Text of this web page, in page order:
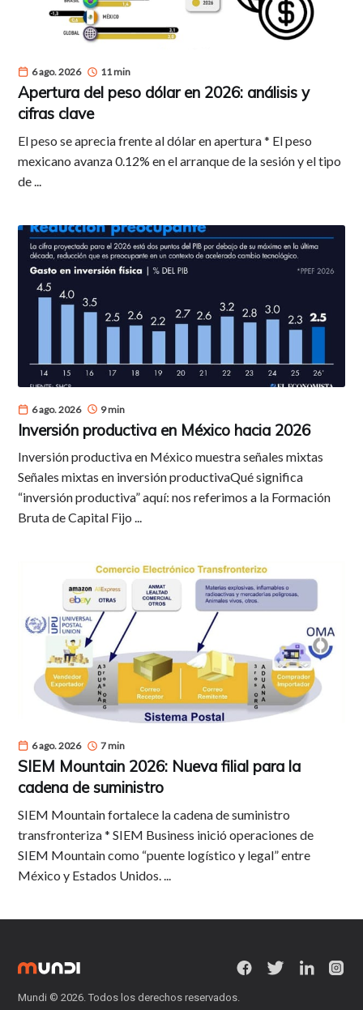
6 ago. 2026 11 min
Apertura del peso dólar en 2026: análisis y
cifras clave
El peso se aprecia frente al dólar en apertura * El peso
mexicano avanza 0.12% en el arranque de la sesión y el tipo
de ...
6 ago. 2026 9 min
Inversión productiva en México hacia 2026
Inversión productiva en México muestra señales mixtas
Señales mixtas en inversión productivaQué significa
“inversión productiva” aquí: nos referimos a la Formación
Bruta de Capital Fijo ...
6 ago. 2026 7 min
SIEM Mountain 2026: Nueva filial para la
cadena de suministro
SIEM Mountain fortalece la cadena de suministro
transfronteriza * SIEM Business inició operaciones de
SIEM Mountain como “puente logístico y legal” entre
México y Estados Unidos. ...
Mundi © 2026. Todos los derechos reservados.